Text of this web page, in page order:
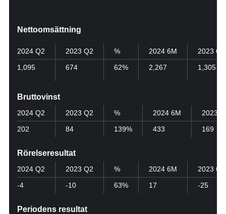
Nettoomsättning
2024 Q2
1,095
2023 Q2
674
%
62%
2024 6M
2,267
2023 6M
1,305
Bruttovinst
2024 Q2
202
2023 Q2
84
%
139%
2024 6M
433
2023
169
Rörelseresultat
2024 Q2
-4
2023 Q2
-10
%
63%
2024 6M
17
2023 6M
-25
Periodens resultat